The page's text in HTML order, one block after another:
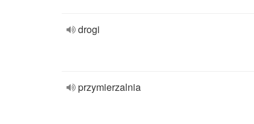
drogi
przymierzalnia